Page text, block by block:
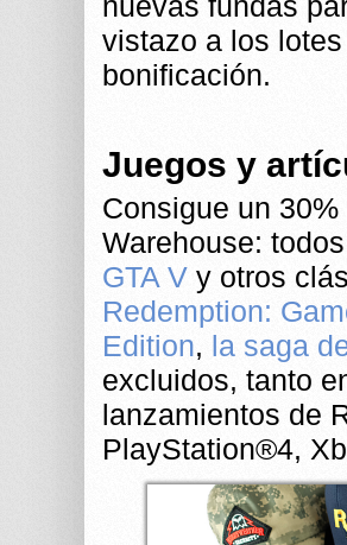
vistazo a los
bonificación.
Juegos y
Consigue un
Warehouse:
GTA V y otros
Redemption:
Edition, la saga
excluidos, tanto
lanzamientos de
PlayStation®4,